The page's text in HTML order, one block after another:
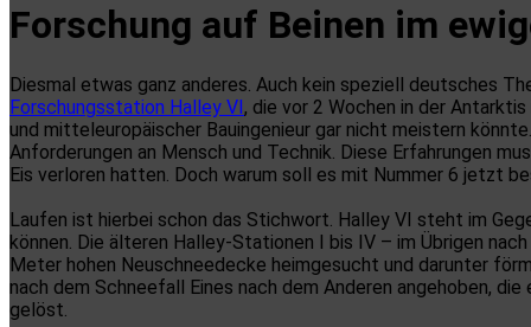
Forschung auf Beinen im
Diesmal etwas ganz anderes. Auch kein speziell deutsches
Forschungsstation Halley VI, die vor 2 Wochen in der
und mitteleuropäischer Bauingenieur gar nicht meistern
Anforderungen an Mensch und Technik. Diese Erfahrungen
Eis verloren hatten. Doch warum soll es mit Nummer 6 jetzt
Laufen ist hierbei schon das Stichwort. Halley VI steht im
können. Die älteren Halley-Stationen I bis IV – im Übrigen
Meter hohen Neuschneedecke heimgesucht und darunter
nach dem Schneefall Eines nach dem Anderen angehoben,
gelöst.